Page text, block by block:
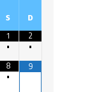
S D
1
•
2
•
8
•
9